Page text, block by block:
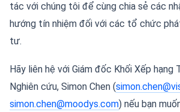
tác với chúng tôi để cùng chia sẻ các
hướng tín nhiệm đối với các tổ chức
tư.
Hãy liên hệ với Giám đốc Khối Xếp hạng
Nghiên cứu, Simon Chen (
simon.chen@moodys.com) nếu bạn